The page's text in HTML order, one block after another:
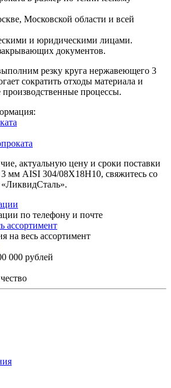
Московской области и всей
и юридическими лицами.
документов.
резку круга нержавеющего 3
сократить отходы материала и
процессы.
актуальную цену и сроки поставки
мм AISI 304/08Х18Н10, свяжитесь со
по телефону и почте
ассортимент
на весь ассортимент
000 рублей